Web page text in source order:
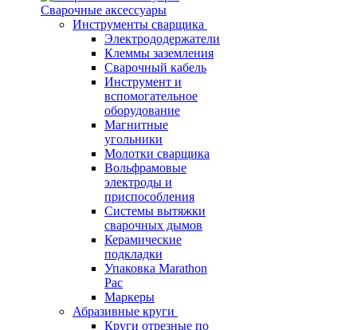
Сварочные аксессуары
Инструменты сварщика
Электрододержатели
Клеммы заземления
Сварочный кабель
Инструмент и
вспомогательное
оборудование
Магнитные
угольники
Молотки сварщика
Вольфрамовые
электроды и
приспособления
Системы вытяжки
сварочных дымов
Керамические
подкладки
Упаковка Marathon
Pac
Маркеры
Абразивные круги
Круги отрезные по